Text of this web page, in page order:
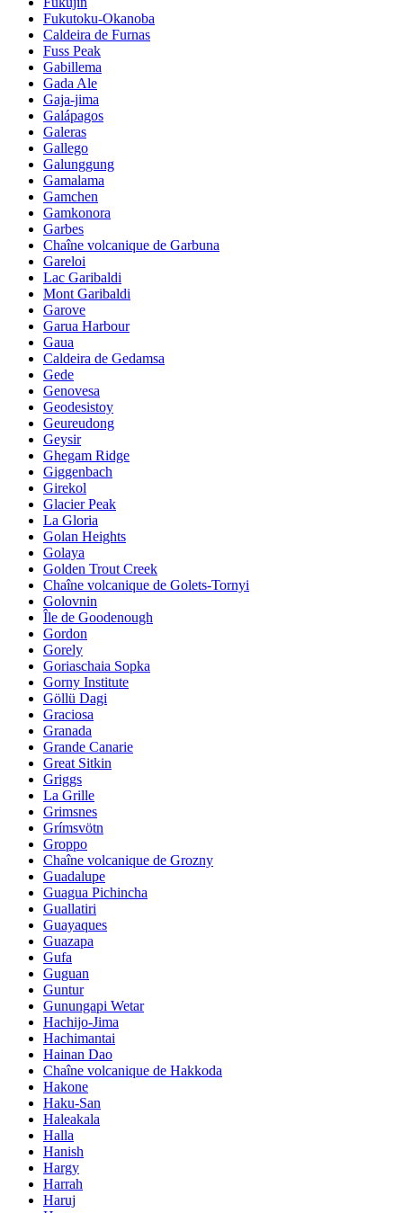
Fukutoku-Okanoba
Caldeira de Furnas
Fuss Peak
Gabillema
Gada Ale
Gaja-jima
Galápagos
Galeras
Gallego
Galunggung
Gamalama
Gamchen
Gamkonora
Garbes
Chaîne volcanique de Garbuna
Gareloi
Lac Garibaldi
Mont Garibaldi
Garove
Garua Harbour
Gaua
Caldeira de Gedamsa
Gede
Genovesa
Geodesistoy
Geureudong
Geysir
Ghegam Ridge
Giggenbach
Girekol
Glacier Peak
La Gloria
Golan Heights
Golaya
Golden Trout Creek
Chaîne volcanique de Golets-Tornyi
Golovnin
Île de Goodenough
Gordon
Gorely
Goriaschaia Sopka
Gorny Institute
Göllü Dagi
Graciosa
Granada
Grande Canarie
Great Sitkin
Griggs
La Grille
Grimsnes
Grímsvötn
Groppo
Chaîne volcanique de Grozny
Guadalupe
Guagua Pichincha
Guallatiri
Guayaques
Guazapa
Gufa
Guguan
Guntur
Gunungapi Wetar
Hachijo-Jima
Hachimantai
Hainan Dao
Chaîne volcanique de Hakkoda
Hakone
Haku-San
Haleakala
Halla
Hanish
Hargy
Harrah
Haruj